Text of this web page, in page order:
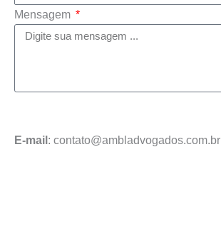
Mensagem
E-mail : contato@ambladvogados.com.br